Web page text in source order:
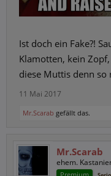
Ist doch ein Fake?!
Klamotten, kein
diese Muttis denn so
11 Mai 2017
Mr.Scarab gefällt das.
Mr.Scarab
ehem.